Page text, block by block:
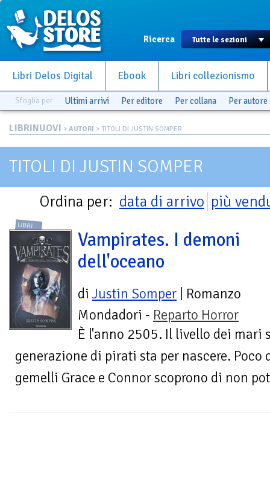
Ricerca
Libri Delos Digital Ebook Libri collezionismo
Sfoglia per Ultimi arrivi Per editore Per collana Per autore
LIBRINUOVI > AUTORI > TITOLI DI JUSTIN SOMPER
TITOLI DI JUSTIN SOMPER
Ordina per: data di arrivo più
LIBRI
Vampirates. I demoni
dell'oceano
di Justin Somper | Romanzo
Mondadori - Reparto Horror
È l'anno 2505. Il livello dei mari
generazione di pirati sta per nascere. Poco
gemelli Grace e Connor scoprono di non